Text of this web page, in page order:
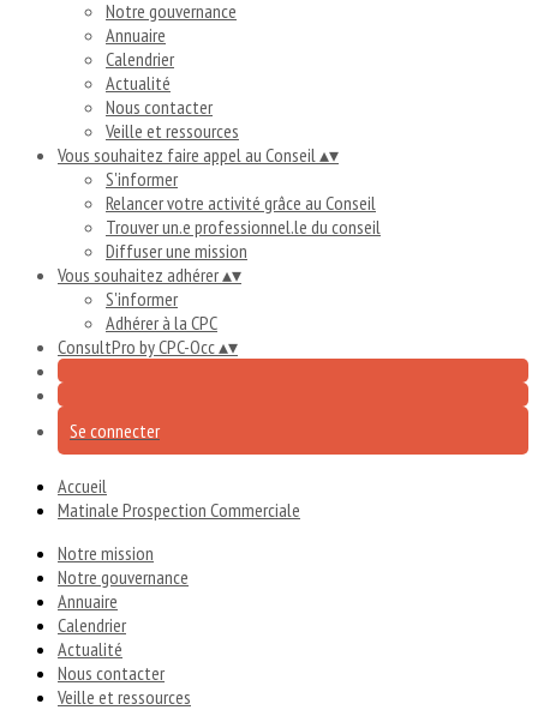
Notre gouvernance
Annuaire
Calendrier
Actualité
Nous contacter
Veille et ressources
Vous souhaitez faire appel au Conseil▴▾
S'informer
Relancer votre activité grâce au Conseil
Trouver un.e professionnel.le du conseil
Diffuser une mission
Vous souhaitez adhérer▴▾
S'informer
Adhérer à la CPC
ConsultPro by CPC-Occ▴▾
Se connecter
Accueil
Matinale Prospection Commerciale
Notre mission
Notre gouvernance
Annuaire
Calendrier
Actualité
Nous contacter
Veille et ressources